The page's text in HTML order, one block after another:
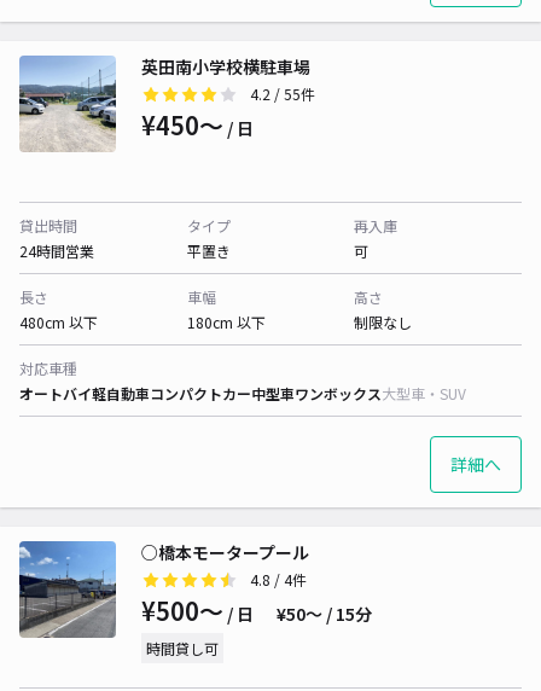
英田南小学校横駐車場
4.2 / 55件
¥450〜 / 日
貸出時間
24時間営業
タイプ
平置き
再入庫
可
長さ
480cm 以下
車幅
180cm 以下
高さ
制限なし
対応車種
オートバイ軽自動車コンパクトカー中型車ワンボックス大型車・SUV
詳細へ
○橋本モータープール
4.8 / 4件
¥500〜 / 日 ¥50〜 / 15分
時間貸し可